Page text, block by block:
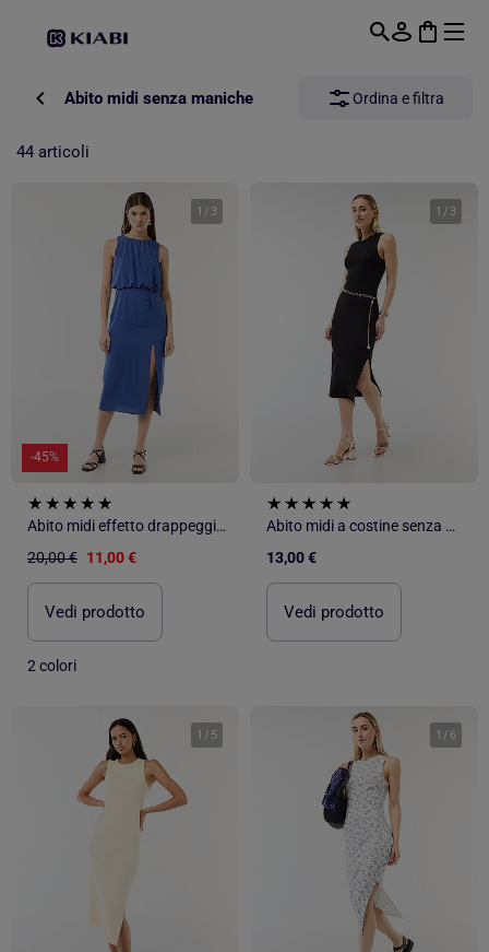
Abito midi senza maniche Ordina e filtra
44 articoli
1 / 3
-45%
Abito midi effetto drappeggio senza maniche
20,00 € 11,00 €
Vedi prodotto
2 colori
1 / 3
Abito midi a costine senza maniche
13,00 €
Vedi prodotto
1 / 5 1 / 6